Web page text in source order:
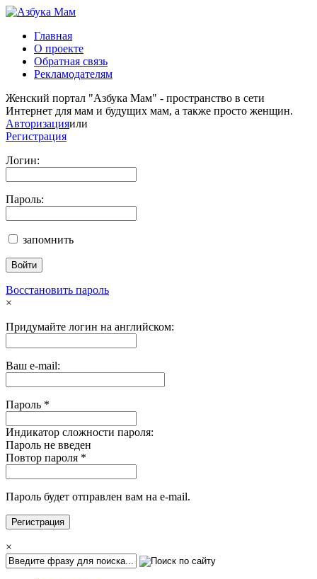
Главная
О проекте
Обратная связь
Рекламодателям
Женский портал "Азбука Мам" - пространство в сети
Интернет для мам и будущих мам, а также просто женщин.
Авторизацияили
Регистрация
Логин:
Пароль:
запомнить
Восстановить пароль
×
Придумайте логин на английском:
Ваш e-mail:
Пароль *
Индикатор сложности пароля:
Пароль не введен
Повтор пароля *
Пароль будет отправлен вам на e-mail.
×